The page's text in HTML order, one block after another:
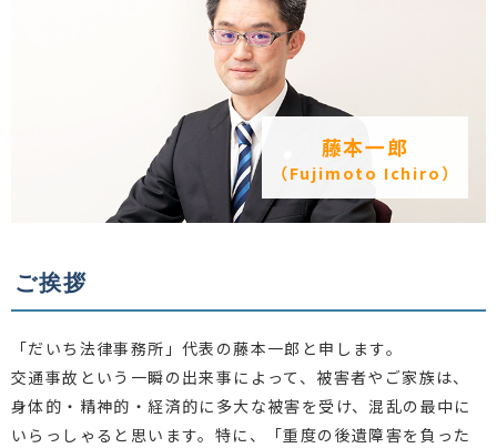
藤本一郎
（Fujimoto Ichiro）
ご挨拶
「だいち法律事務所」代表の藤本一郎と申します。
交通事故という一瞬の出来事によって、被害者やご家族は、
身体的・精神的・経済的に多大な被害を受け、混乱の最中に
いらっしゃると思います。特に、「重度の後遺障害を負った